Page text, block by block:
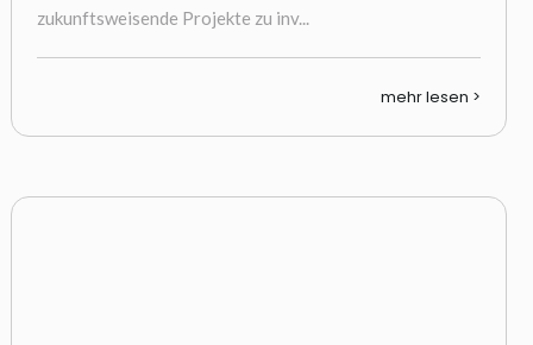
zukunftsweisende Projekte zu inv...
mehr lesen >